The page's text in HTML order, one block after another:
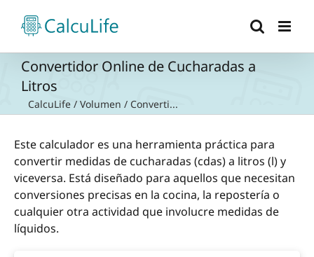
contenido
Convertidor Online de Cucharadas a
Litros
CalcuLife / Volumen / Converti...
Este calculador es una herramienta práctica para
convertir medidas de cucharadas (cdas) a litros (l) y
viceversa. Está diseñado para aquellos que necesitan
conversiones precisas en la cocina, la repostería o
cualquier otra actividad que involucre medidas de
líquidos.